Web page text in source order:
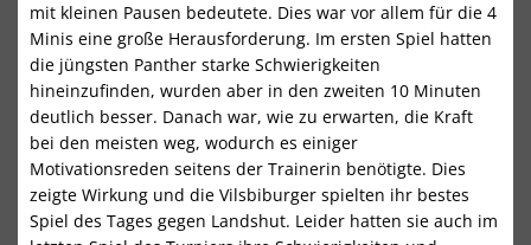
mit kleinen Pausen bedeutete. Dies war vor allem für die 4
Minis eine große Herausforderung. Im ersten Spiel hatten
die jüngsten Panther starke Schwierigkeiten
hineinzufinden, wurden aber in den zweiten 10 Minuten
deutlich besser. Danach war, wie zu erwarten, die Kraft
bei den meisten weg, wodurch es einiger
Motivationsreden seitens der Trainerin benötigte. Dies
zeigte Wirkung und die Vilsbiburger spielten ihr bestes
Spiel des Tages gegen Landshut. Leider hatten sie auch im